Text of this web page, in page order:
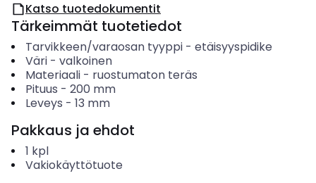
Katso tuotedokumentit
Tärkeimmät tuotetiedot
Tarvikkeen/varaosan tyyppi- etäisyyspidike
Väri- valkoinen
Materiaali- ruostumaton teräs
Pituus - 200 mm
Leveys - 13 mm
Pakkaus ja ehdot
1 kpl
Vakiokäyttötuote